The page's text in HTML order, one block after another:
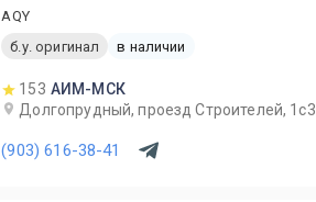
AQY
б.у. оригинал
в наличии
153 АИМ-МСК
Долгопрудный, проезд Строителей, 1с3
(903) 616-38-41